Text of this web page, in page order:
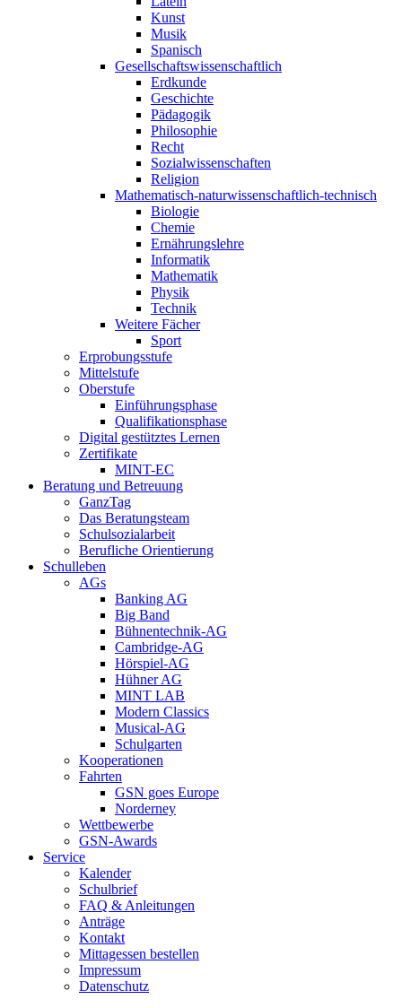
Kunst
Musik
Spanisch
Gesellschaftswissenschaftlich
Erdkunde
Geschichte
Pädagogik
Philosophie
Recht
Sozialwissenschaften
Religion
Mathematisch-naturwissenschaftlich-technisch
Biologie
Chemie
Ernährungslehre
Informatik
Mathematik
Physik
Technik
Weitere Fächer
Sport
Erprobungsstufe
Mittelstufe
Oberstufe
Einführungsphase
Qualifikationsphase
Digital gestütztes Lernen
Zertifikate
MINT-EC
Beratung und Betreuung
GanzTag
Das Beratungsteam
Schulsozialarbeit
Berufliche Orientierung
Schulleben
AGs
Banking AG
Big Band
Bühnentechnik-AG
Cambridge-AG
Hörspiel-AG
Hühner AG
MINT LAB
Modern Classics
Musical-AG
Schulgarten
Kooperationen
Fahrten
GSN goes Europe
Norderney
Wettbewerbe
GSN-Awards
Service
Kalender
Schulbrief
FAQ & Anleitungen
Anträge
Kontakt
Mittagessen bestellen
Impressum
Datenschutz